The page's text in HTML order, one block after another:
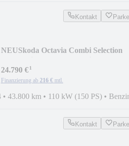
Kontakt
NEUSkoda Octavia Combi Selection
24.790 €¹
Finanzierung ab 216 € mtl.
• 43.800 km • 110 kW (150 PS) •
Kontakt